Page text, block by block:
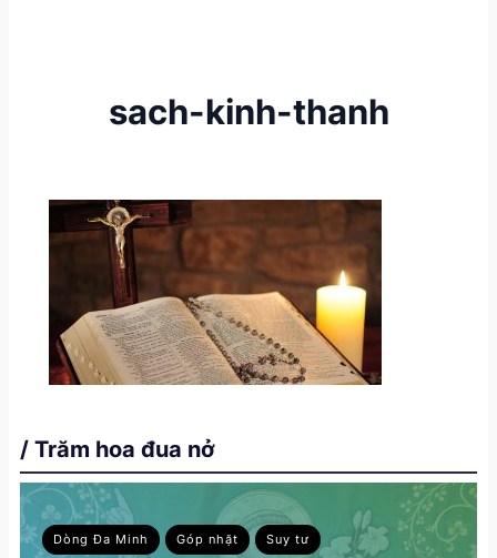
sach-kinh-thanh
/ Trăm hoa đua nở
Dòng Đa Minh Góp nhặt Suy tư